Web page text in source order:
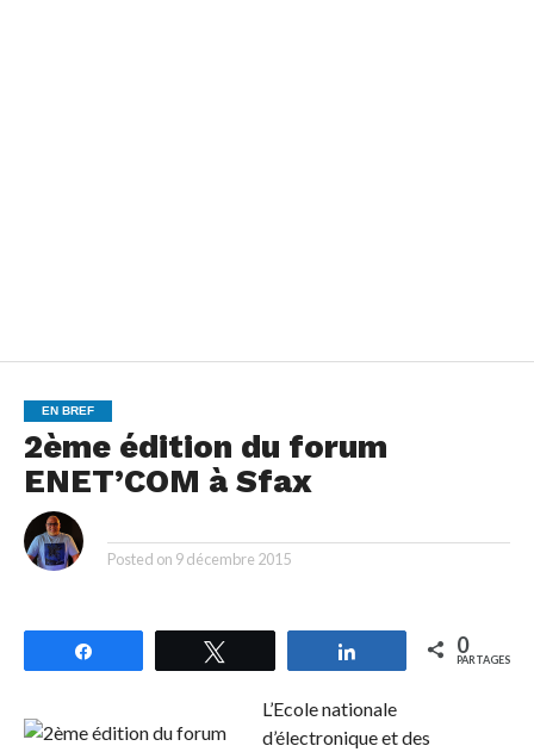
EN BREF
2ème édition du forum
ENET’COM à Sfax
Posted on 9 décembre 2015
Partagez 0
PARTAGES
L’Ecole nationale
d’électronique et des